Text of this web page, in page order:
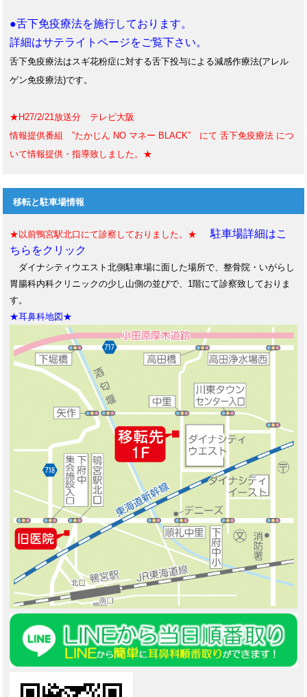
●舌下免疫療法を施行しております。
詳細はサテライトページをご覧下さい。
舌下免疫療法はスギ花粉症に対する舌下投与による減感作療法(アレル
ゲン免疫療法)です。
★H27/2/21放送分 テレビ大阪
情報提供番組 ”たかじん NO マネー BLACK” にて 舌下免疫療法 につ
いて情報提供・指導致しました。★
移転と駐車場情報
★以前鴨宮駅北口にて診察しておりました。★
駐車場詳細はこ
ちらをクリック
ダイナシティウエスト北側駐車場に面した場所で、整骨院・いがらし
胃腸科内科クリニックの少し山側の並びで、1階にて診察致しておりま
す。
★耳鼻科地図★